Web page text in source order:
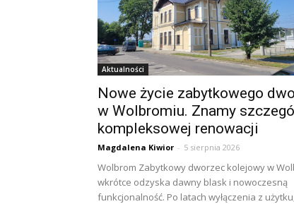
Aktualności
Nowe życie zabytkowego
w Wolbromiu. Znamy
kompleksowej renowacji
Magdalena Kiwior - 5 sierpnia 2026
Wolbrom Zabytkowy dworzec kolejowy w
wkrótce odzyska dawny blask i nowoczesną
funkcjonalność. Po latach wyłączenia z